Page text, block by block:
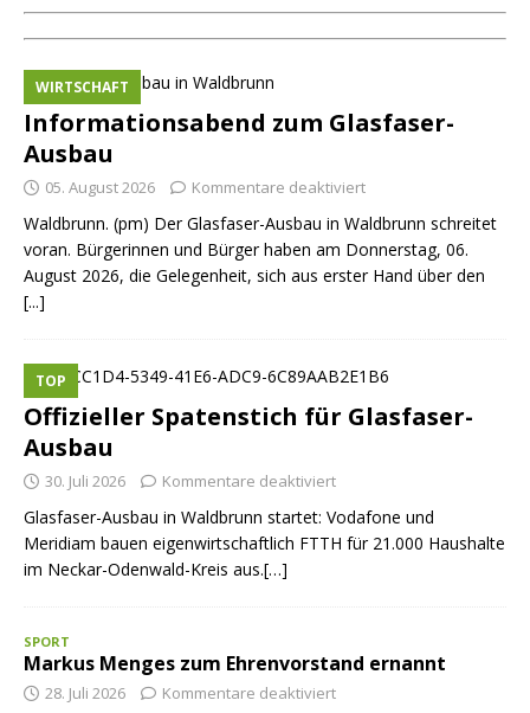
Informationsabend zum Glasfaser-
Ausbau
WIRTSCHAFT
05. August 2026 Kommentare deaktiviert
Waldbrunn. (pm) Der Glasfaser-Ausbau in Waldbrunn schreitet
voran. Bürgerinnen und Bürger haben am Donnerstag, 06.
August 2026, die Gelegenheit, sich aus erster Hand über den
[...]
Offizieller Spatenstich für Glasfaser-
Ausbau
TOP
30. Juli 2026 Kommentare deaktiviert
Glasfaser-Ausbau in Waldbrunn startet: Vodafone und
Meridiam bauen eigenwirtschaftlich FTTH für 21.000 Haushalte
im Neckar-Odenwald-Kreis aus.[…]
SPORT
Markus Menges zum Ehrenvorstand ernannt
28. Juli 2026 Kommentare deaktiviert